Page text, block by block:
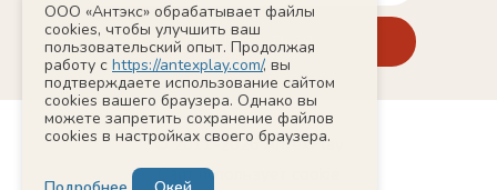
ООО «Антэкс» обрабатывает файлы
cookies, чтобы улучшить ваш
пользовательский опыт. Продолжая
работу с https://antexplay.com/, вы
подтверждаете использование сайтом
cookies вашего браузера. Однако вы
можете запретить сохранение файлов
cookies в настройках своего браузера.
© 2011-2026 AntexPlay
Сайт использует cookie